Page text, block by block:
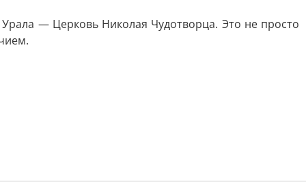
— Церковь Николая Чудотворца. Это не просто